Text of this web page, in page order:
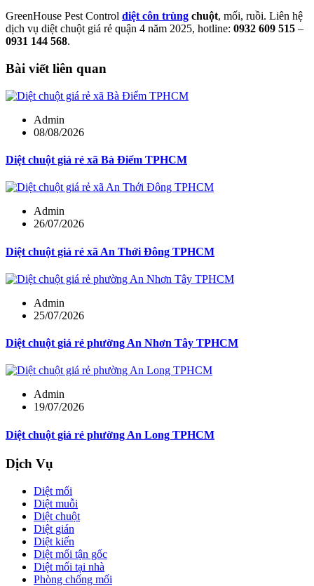
GreenHouse Pest Control diệt côn trùng chuột, mối, ruồi. Liên hệ
dịch vụ diệt chuột giá rẻ quận 4 năm 2025, hotline: 0932 609 515 –
0931 144 568.
Bài viết liên quan
Admin
08/08/2026
Diệt chuột giá rẻ xã Bà Điểm TPHCM
Admin
26/07/2026
Diệt chuột giá rẻ xã An Thới Đông TPHCM
Admin
25/07/2026
Diệt chuột giá rẻ phường An Nhơn Tây TPHCM
Admin
19/07/2026
Diệt chuột giá rẻ phường An Long TPHCM
Dịch Vụ
Diệt mối
Diệt muỗi
Diệt chuột
Diệt gián
Diệt kiến
Diệt mối tận gốc
Diệt mối tại nhà
Phòng chống mối